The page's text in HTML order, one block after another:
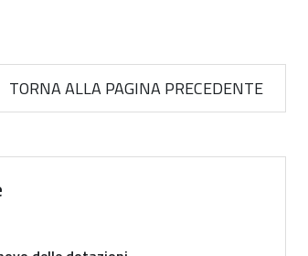
TORNA ALLA PAGINA PRECEDENTE